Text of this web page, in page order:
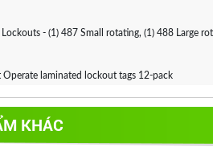
- (1) 487 Small rotating, (1) 488 Large
Operate laminated lockout tags 12-pack
KHÁC